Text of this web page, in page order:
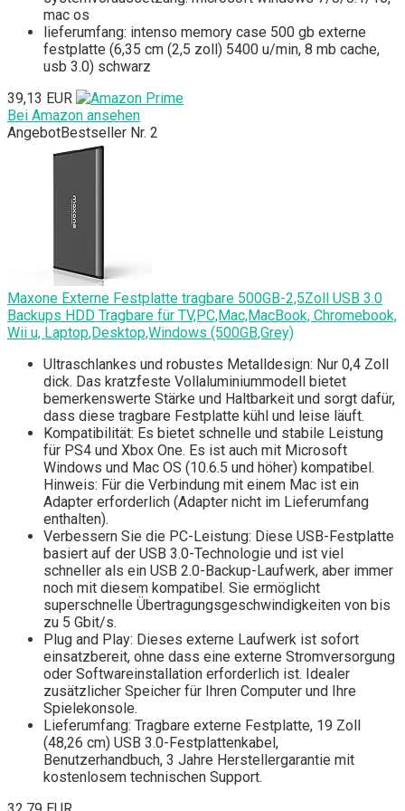
mac os
lieferumfang: intenso memory case 500 gb externe
festplatte (6,35 cm (2,5 zoll) 5400 u/min, 8 mb cache,
usb 3.0) schwarz
39,13 EUR
Bei Amazon ansehen
AngebotBestseller Nr. 2
Maxone Externe Festplatte tragbare 500GB-2,5Zoll USB 3.0
Backups HDD Tragbare für TV,PC,Mac,MacBook, Chromebook,
Wii u, Laptop,Desktop,Windows (500GB,Grey)
Ultraschlankes und robustes Metalldesign: Nur 0,4 Zoll
dick. Das kratzfeste Vollaluminiummodell bietet
bemerkenswerte Stärke und Haltbarkeit und sorgt dafür,
dass diese tragbare Festplatte kühl und leise läuft.
Kompatibilität: Es bietet schnelle und stabile Leistung
für PS4 und Xbox One. Es ist auch mit Microsoft
Windows und Mac OS (10.6.5 und höher) kompatibel.
Hinweis: Für die Verbindung mit einem Mac ist ein
Adapter erforderlich (Adapter nicht im Lieferumfang
enthalten).
Verbessern Sie die PC-Leistung: Diese USB-Festplatte
basiert auf der USB 3.0-Technologie und ist viel
schneller als ein USB 2.0-Backup-Laufwerk, aber immer
noch mit diesem kompatibel. Sie ermöglicht
superschnelle Übertragungsgeschwindigkeiten von bis
zu 5 Gbit/s.
Plug and Play: Dieses externe Laufwerk ist sofort
einsatzbereit, ohne dass eine externe Stromversorgung
oder Softwareinstallation erforderlich ist. Idealer
zusätzlicher Speicher für Ihren Computer und Ihre
Spielekonsole.
Lieferumfang: Tragbare externe Festplatte, 19 Zoll
(48,26 cm) USB 3.0-Festplattenkabel,
Benutzerhandbuch, 3 Jahre Herstellergarantie mit
kostenlosem technischen Support.